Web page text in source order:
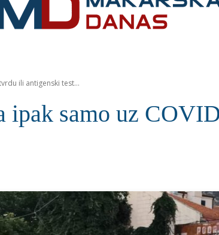
ili antigenski test...
ipak samo uz